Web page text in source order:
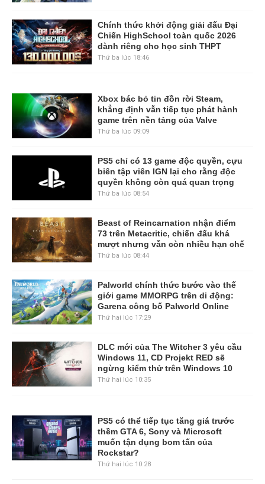
Chính thức khởi động giải đấu Đại
Chiến HighSchool toàn quốc 2026
dành riêng cho học sinh THPT
Thứ ba lúc 18:46
Xbox bác bỏ tin đồn rời Steam,
khẳng định vẫn tiếp tục phát hành
game trên nền tảng của Valve
Thứ ba lúc 09:09
PS5 chỉ có 13 game độc quyền, cựu
biên tập viên IGN lại cho rằng độc
quyền không còn quá quan trọng
Thứ ba lúc 08:54
Beast of Reincarnation nhận điểm
73 trên Metacritic, chiến đấu khá
mượt nhưng vẫn còn nhiều hạn chế
Thứ ba lúc 08:44
Palworld chính thức bước vào thế
giới game MMORPG trên di động:
Garena công bố Palworld Online
Thứ hai lúc 17:29
DLC mới của The Witcher 3 yêu cầu
Windows 11, CD Projekt RED sẽ
ngừng kiểm thử trên Windows 10
Thứ hai lúc 10:35
PS5 có thể tiếp tục tăng giá trước
thềm GTA 6, Sony và Microsoft
muốn tận dụng bom tấn của
Rockstar?
Thứ hai lúc 10:28